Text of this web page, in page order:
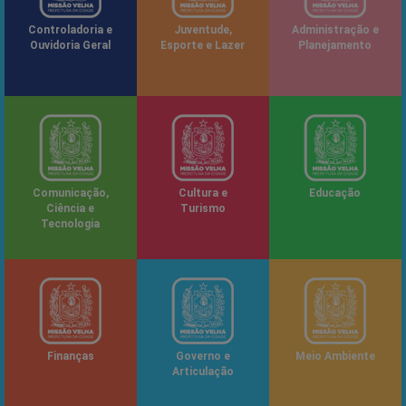
Controladoria e
Ouvidoria Geral
Juventude,
Esporte e Lazer
Administração e
Planejamento
Comunicação,
Ciência e
Tecnologia
Cultura e
Turismo
Educação
Finanças
Governo e
Articulação
Meio Ambiente